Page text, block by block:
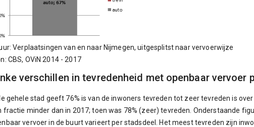
Verplaatsingen van en naar Nijmegen, uitgesplitst naar vervoerwijze
CBS, OViN 2014 - 2017
verschillen in tevredenheid met openbaar vervoer
gehele stad geeft 76% is van de inwoners tevreden tot zeer tevreden is
fractie minder dan in 2017; toen was 78% (zeer) tevreden. Onderstaande
vervoer in de buurt varieert per stadsdeel. Het meest tevreden zijn